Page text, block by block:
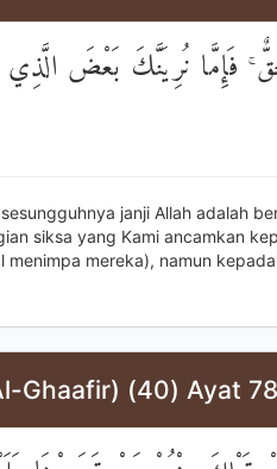
فَإِمَّا نُرِيَنَّكَ بَعْضَ الَّذِي
janji Allah adalah
siksa yang Kami ancamkan
mereka), namun
Ghaafir) (40) Ayat 78